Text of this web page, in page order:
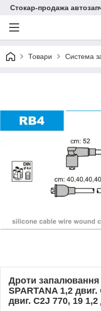
Стокар-продажа
Товари Система
Дроти
SPARTANA 1,2
двиг. C2J 770, 19